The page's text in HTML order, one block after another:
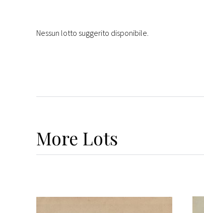
Nessun lotto suggerito disponibile.
More Lots